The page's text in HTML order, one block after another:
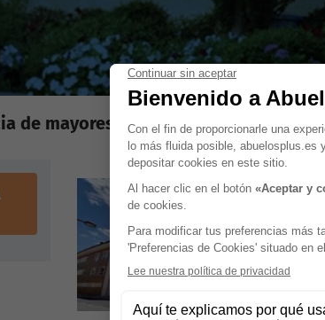
de mayores disponible